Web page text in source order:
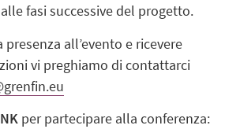
fasi successive del progetto.
all’evento e ricevere
vi preghiamo di contattarci
per partecipare alla conferenza: